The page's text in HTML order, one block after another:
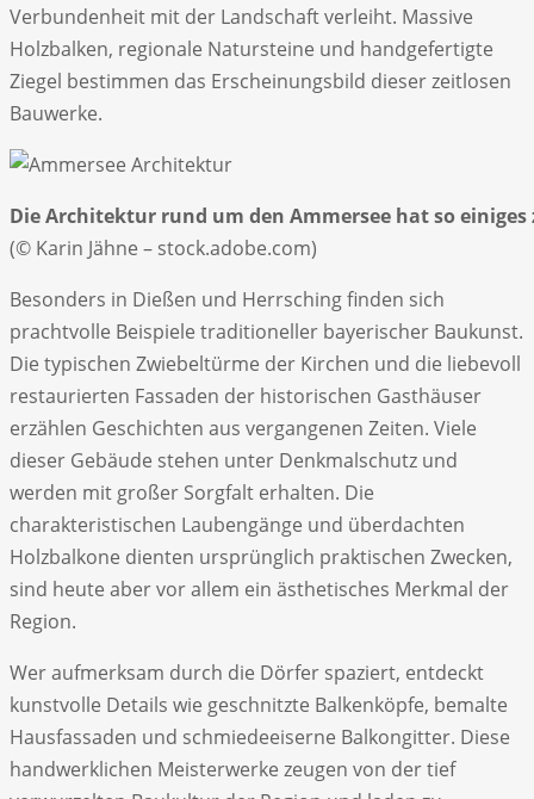
Verbundenheit mit der Landschaft verleiht. Massive
Holzbalken, regionale Natursteine und handgefertigte
Ziegel bestimmen das Erscheinungsbild dieser zeitlosen
Bauwerke.
Die Architektur rund um den Ammersee hat so einiges
(© Karin Jähne – stock.adobe.com)
Besonders in Dießen und Herrsching finden sich
prachtvolle Beispiele traditioneller bayerischer Baukunst.
Die typischen Zwiebeltürme der Kirchen und die liebevoll
restaurierten Fassaden der historischen Gasthäuser
erzählen Geschichten aus vergangenen Zeiten. Viele
dieser Gebäude stehen unter Denkmalschutz und
werden mit großer Sorgfalt erhalten. Die
charakteristischen Laubengänge und überdachten
Holzbalkone dienten ursprünglich praktischen Zwecken,
sind heute aber vor allem ein ästhetisches Merkmal der
Region.
Wer aufmerksam durch die Dörfer spaziert, entdeckt
kunstvolle Details wie geschnitzte Balkenköpfe, bemalte
Hausfassaden und schmiedeeiserne Balkongitter. Diese
handwerklichen Meisterwerke zeugen von der tief